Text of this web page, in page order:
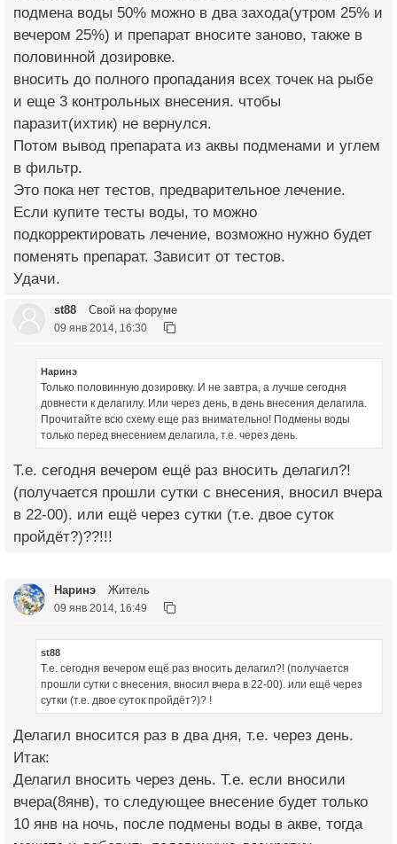
подмена воды 50% можно в два захода(утром 25% и
вечером 25%) и препарат вносите заново, также в
половинной дозировке.
вносить до полного пропадания всех точек на рыбе
и еще 3 контрольных внесения. чтобы
паразит(ихтик) не вернулся.
Потом вывод препарата из аквы подменами и углем
в фильтр.
Это пока нет тестов, предварительное лечение.
Если купите тесты воды, то можно
подкорректировать лечение, возможно нужно будет
поменять препарат. Зависит от тестов.
Удачи.
st88 Свой на форуме
09 янв 2014, 16:30
Наринэ
Только половинную дозировку. И не завтра, а лучше сегодня
довнести к делагилу. Или через день, в день внесения делагила.
Прочитайте всю схему еще раз внимательно! Подмены воды
только перед внесением делагила, т.е. через день.
Т.е. сегодня вечером ещё раз вносить делагил?!
(получается прошли сутки с внесения, вносил вчера
в 22-00). или ещё через сутки (т.е. двое суток
пройдёт?)??!!!
Наринэ Житель
09 янв 2014, 16:49
st88
Т.е. сегодня вечером ещё раз вносить делагил?! (получается
прошли сутки с внесения, вносил вчера в 22-00). или ещё через
сутки (т.е. двое суток пройдёт?)? !
Делагил вносится раз в два дня, т.е. через день.
Итак:
Делагил вносить через день. Т.е. если вносили
вчера(8янв), то следующее внесение будет только
10 янв на ночь, после подмены воды в акве, тогда